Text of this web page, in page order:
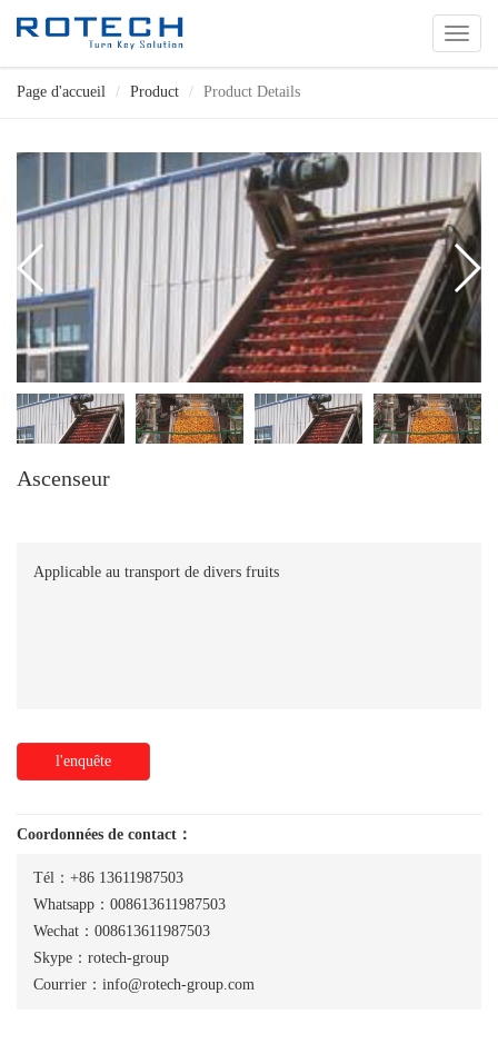
切
换
Page d'accueil Product Product Details
Ascenseur
Applicable au transport de divers fruits
l'enquête
Coordonnées de contact：
Tél：+86 13611987503
Whatsapp：008613611987503
Wechat：008613611987503
Skype：rotech-group
Courrier：info@rotech-group.com